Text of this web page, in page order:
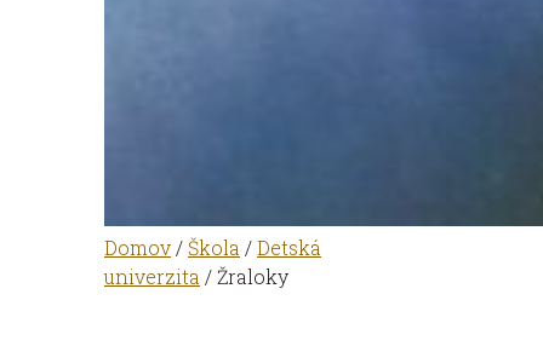
Domov /Škola /Detská
univerzita / Žraloky